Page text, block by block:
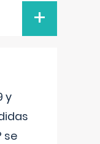
+
y
se